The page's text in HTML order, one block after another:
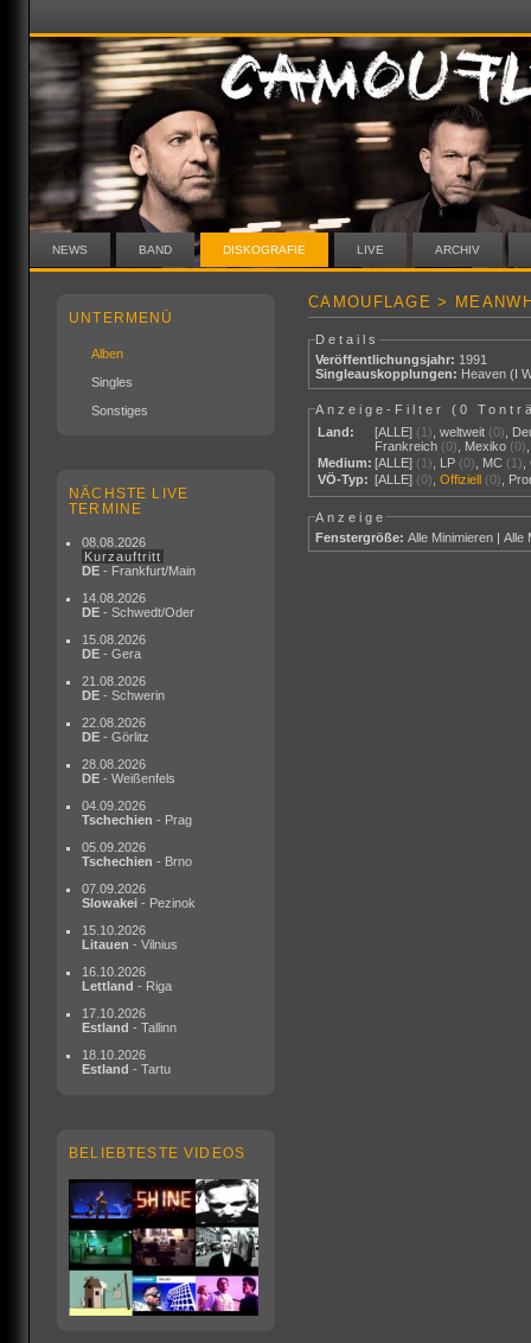
NEWS BAND DISKOGRAFIE LIVE ARCHIV
UNTERMENÜ
Alben
Singles
Sonstiges
NÄCHSTE LIVE
TERMINE
08.08.2026
Kurzauftritt
DE - Frankfurt/Main
14.08.2026
DE - Schwedt/Oder
15.08.2026
DE - Gera
21.08.2026
DE - Schwerin
22.08.2026
DE - Görlitz
28.08.2026
DE - Weißenfels
04.09.2026
Tschechien - Prag
05.09.2026
Tschechien - Brno
07.09.2026
Slowakei - Pezinok
15.10.2026
Litauen - Vilnius
16.10.2026
Lettland - Riga
17.10.2026
Estland - Tallinn
18.10.2026
Estland - Tartu
BELIEBTESTE VIDEOS
CAMOUFLAGE >
Details
Veröffentlichungsjahr: 1991
Singleauskopplungen: Heaven (I
Anzeige-Filter (0
Land:
[ALLE] (1) ,weltweit (0)
Frankreich (0) Mexiko (0)
Medium: [ALLE] (1) LP (0) MC (1) ,
VÖ-Typ: [ALLE] (0) ,Offiziell (0)
Anzeige
Fenstergröße: Alle Minimieren |Alle